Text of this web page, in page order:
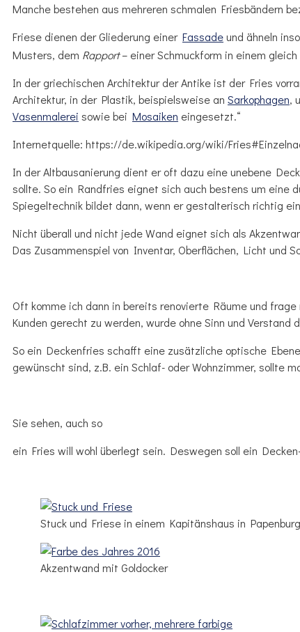
Manche bestehen aus mehreren schmalen Friesbändern
Friese dienen der Gliederung einer Fassadeund ähneln
Musters, dem Rapport– einer Schmuckform in einem
In der griechischen Architektur der Antike ist der Fries
Architektur, in der Plastik, beispielsweise an Sarkophagen,
Vasenmalerei sowie bei Mosaiken eingesetzt.“
Internetquelle: https://de.wikipedia.org/wiki/
In der Altbausanierung dient er oft dazu eine unebene
sollte. So ein Randfries eignet sich auch bestens um eine
Spiegeltechnik bildet dann, wenn er gestalterisch richtig
Nicht überall und nicht jede Wand eignet sich als
Das Zusammenspiel von Inventar, Oberflächen, Licht und
Oft komme ich dann in bereits renovierte Räume und
Kunden gerecht zu werden, wurde ohne Sinn und
So ein Deckenfries schafft eine zusätzliche optische
gewünscht sind, z.B. ein Schlaf- oder Wohnzimmer, sollte
Sie sehen, auch so
ein Fries will wohl überlegt sein. Deswegen soll ein
Stuck und Friese in einem Kapitänshaus in Papenburg
Akzentwand mit Goldocker